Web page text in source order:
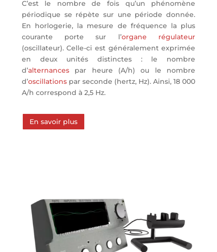
C’est le nombre de fois qu’un phénomène
périodique se répète sur une période donnée.
En horlogerie, la mesure de fréquence la plus
courante porte sur l’organe régulateur
(oscillateur). Celle-ci est généralement exprimée
en deux unités distinctes : le nombre
d’alternancespar heure (A/h) ou le nombre
d’oscillationspar seconde (hertz, Hz). Ainsi, 18 000
A/h correspond à 2,5 Hz.
En savoir plus